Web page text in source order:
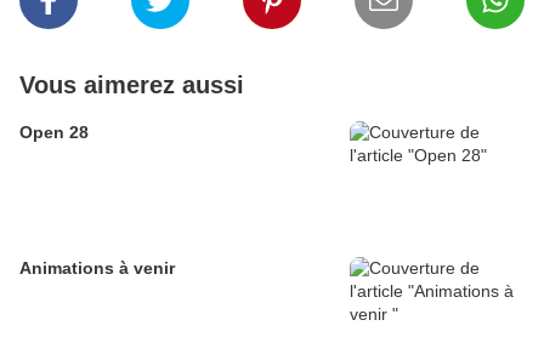
Vous aimerez aussi
Open 28
Animations à venir